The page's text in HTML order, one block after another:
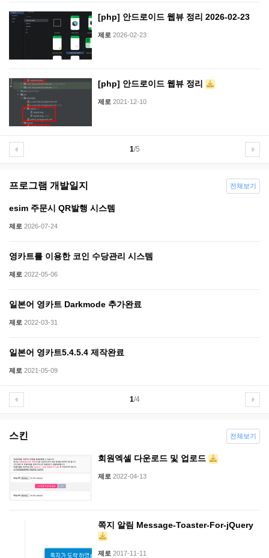
[php] 안드로이드 웹뷰 정리 2026-02-23
제로 2026-02-23
[php] 안드로이드 웹뷰 정리
제로 2021-12-10
1/5
프로그램 개발일지
esim 주문시 QR발행 시스템
제로 2026-07-24
영카트를 이용한 코인 수당관리 시스템
제로 2022-05-06
일본어 영카트 Darkmode 추가완료
제로 2022-03-31
일본어 영카트5.4.5.4 제작완료
제로 2021-05-09
1/4
전체보기
스킨
회원엑셀 다운로드 및 업로드
제로 2022-04-13
쪽지 알림 Message-Toaster-For-jQuery
제로 2017-11-11
전체보기